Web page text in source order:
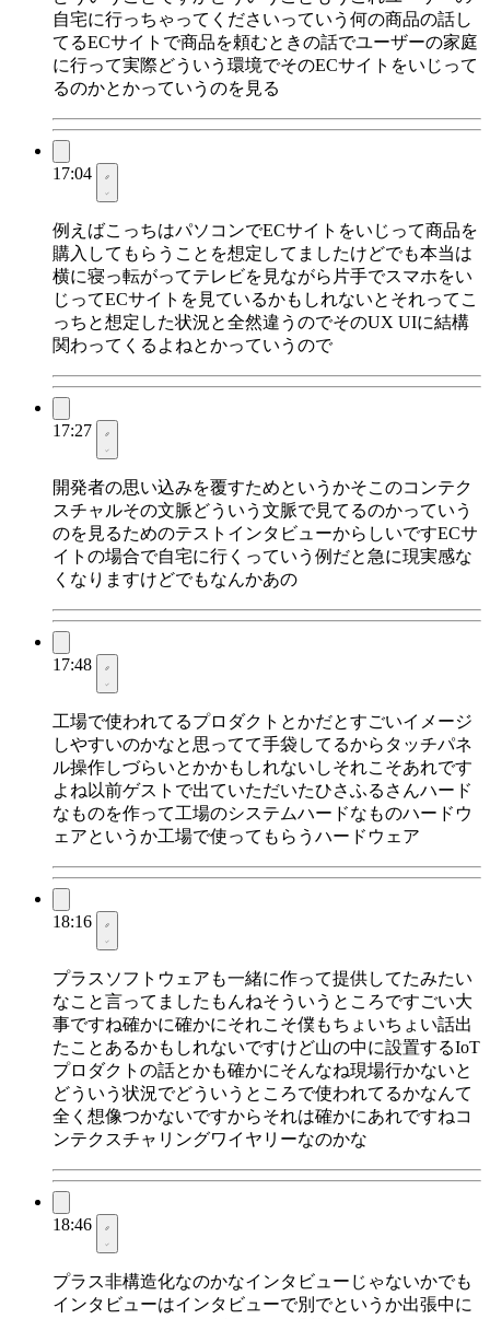
自宅に行っちゃってくださいっていう何の商品の話し
てるECサイトで商品を頼むときの話でユーザーの家庭
に行って実際どういう環境でそのECサイトをいじって
るのかとかっていうのを見る
17:04
例えばこっちはパソコンでECサイトをいじって商品を
購入してもらうことを想定してましたけどでも本当は
横に寝っ転がってテレビを見ながら片手でスマホをい
じってECサイトを見ているかもしれないとそれってこ
っちと想定した状況と全然違うのでそのUX UIに結構
関わってくるよねとかっていうので
17:27
開発者の思い込みを覆すためというかそこのコンテク
スチャルその文脈どういう文脈で見てるのかっていう
のを見るためのテストインタビューからしいですECサ
イトの場合で自宅に行くっていう例だと急に現実感な
くなりますけどでもなんかあの
17:48
工場で使われてるプロダクトとかだとすごいイメージ
しやすいのかなと思ってて手袋してるからタッチパネ
ル操作しづらいとかかもしれないしそれこそあれです
よね以前ゲストで出ていただいたひさふるさんハード
なものを作って工場のシステムハードなものハードウ
ェアというか工場で使ってもらうハードウェア
18:16
プラスソフトウェアも一緒に作って提供してたみたい
なこと言ってましたもんねそういうところですごい大
事ですね確かに確かにそれこそ僕もちょいちょい話出
たことあるかもしれないですけど山の中に設置するIoT
プロダクトの話とかも確かにそんなね現場行かないと
どういう状況でどういうところで使われてるかなんて
全く想像つかないですからそれは確かにあれですねコ
ンテクスチャリングワイヤリーなのかな
18:46
プラス非構造化なのかなインタビューじゃないかでも
インタビューはインタビューで別でというか出張中に